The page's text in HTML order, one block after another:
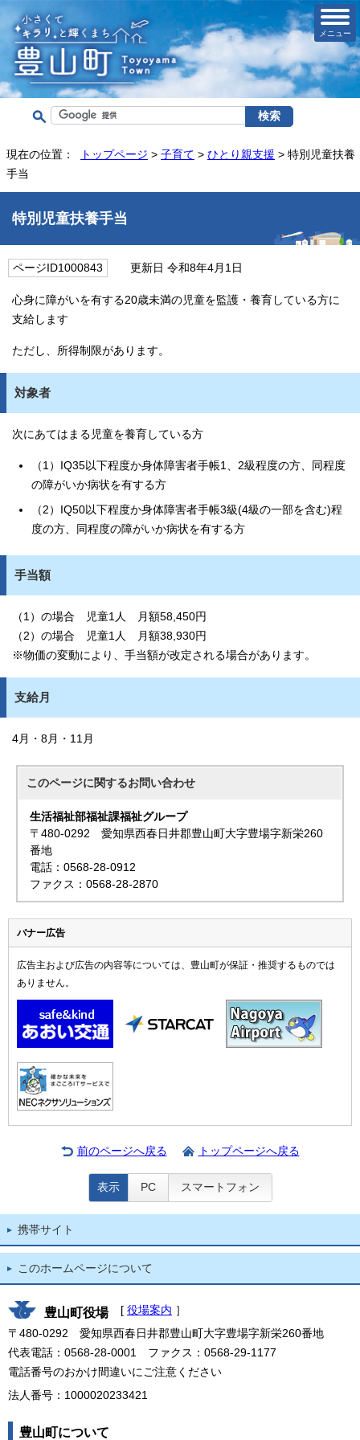
メニュー
現在の位置： トップページ > 子育て > ひとり親支援 > 特別児童扶養
手当
特別児童扶養手当
ページID1000843 更新日 令和8年4月1日
心身に障がいを有する20歳未満の児童を監護・養育している方に
支給します
ただし、所得制限があります。
対象者
次にあてはまる児童を養育している方
（1）IQ35以下程度か身体障害者手帳1、2級程度の方、同程度
の障がいか病状を有する方
（2）IQ50以下程度か身体障害者手帳3級(4級の一部を含む)程
度の方、同程度の障がいか病状を有する方
手当額
（1）の場合 児童1人 月額58,450円
（2）の場合 児童1人 月額38,930円
※物価の変動により、手当額が改定される場合があります。
支給月
4月・8月・11月
このページに関するお問い合わせ
生活福祉部福祉課福祉グループ
〒480-0292 愛知県西春日井郡豊山町大字豊場字新栄260
番地
電話：0568-28-0912
ファクス：0568-28-2870
バナー広告
広告主および広告の内容等については、豊山町が保証・推奨するものでは
ありません。
前のページへ戻る トップページへ戻る
表示 PC スマートフォン
携帯サイト
このホームページについて
豊山町役場 [ 役場案内 ］
〒480-0292 愛知県西春日井郡豊山町大字豊場字新栄260番地
代表電話：0568-28-0001 ファクス：0568-29-1177
電話番号のおかけ間違いにご注意ください
法人番号：1000020233421
豊山町について